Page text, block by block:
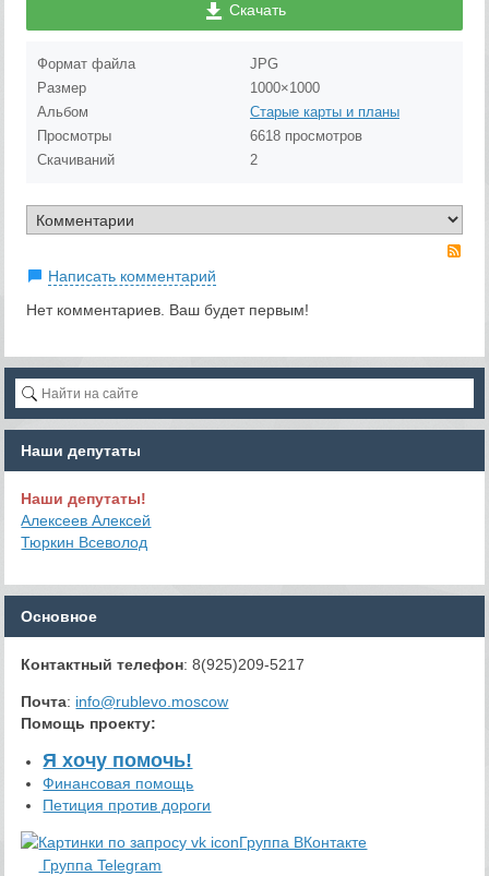
Скачать
Формат файла
JPG
Размер
1000×1000
Альбом
Старые карты и планы
Просмотры
6618 просмотров
Скачиваний
2
Написать комментарий
Нет комментариев. Ваш будет первым!
Наши депутаты
Наши депутаты!
Алексеев Алексей
Тюркин Всеволод
Основное
Контактный телефон: 8(925)209-5217
Почта: info@rublevo.moscow
Помощь проекту:
Я хочу помочь!
Финансовая помощь
Петиция против дороги
Группа ВКонтакте
Группа Telegram